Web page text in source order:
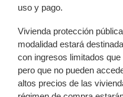
uso y pago.
Vivienda protección
modalidad estará
con ingresos limitados
pero que no pueden
altos precios de las